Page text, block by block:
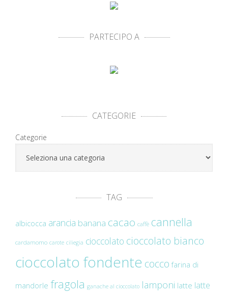
PARTECIPO A
CATEGORIE
Categorie
TAG
albicocca arancia banana cacao caffè cannella
cardamomo carote ciliegia cioccolato cioccolato bianco
cioccolato fondente cocco farina di
mandorle fragola ganache al cioccolato lamponi latte latte